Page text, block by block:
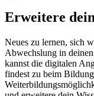
Erweitere
Neues zu lernen, sich
Abwechslung in
kannst die digitalen
findest zu beim